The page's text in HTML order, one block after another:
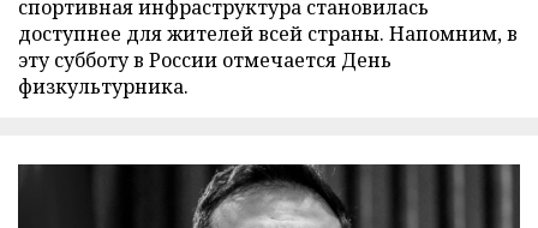
спортивная инфраструктура становилась
доступнее для жителей всей страны. Напомним, в
эту субботу в России отмечается День
физкультурника.